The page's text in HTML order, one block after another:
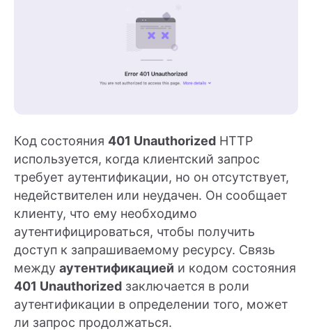
Код состояния 401 Unauthorized HTTP
используется, когда клиентский запрос
требует аутентификации, но он отсутствует,
недействителен или неудачен. Он сообщает
клиенту, что ему необходимо
аутентифицироваться, чтобы получить
доступ к запрашиваемому ресурсу. Связь
между аутентификацией и кодом состояния
401 Unauthorized заключается в роли
аутентификации в определении того, может
ли запрос продолжаться.